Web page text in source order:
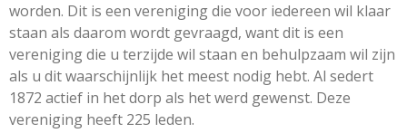
worden. Dit is een vereniging die voor iedereen wil klaar
staan als daarom wordt gevraagd, want dit is een
vereniging die u terzijde wil staan en behulpzaam wil zijn
als u dit waarschijnlijk het meest nodig hebt. Al sedert
1872 actief in het dorp als het werd gewenst. Deze
vereniging heeft 225 leden.